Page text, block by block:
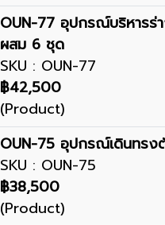
OUN-77 อุปกรณ์บริหารร่
ผสม 6 ชุด
SKU : OUN-77
฿42,500
(Product)
OUN-75 อุปกรณ์เดินทรง
SKU : OUN-75
฿38,500
(Product)